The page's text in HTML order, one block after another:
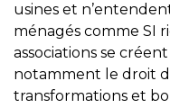
usines et
ménagés comme SI
associations se
notamment le droit
transformations et